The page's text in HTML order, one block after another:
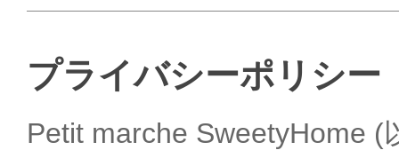
プライバシーポリシー
Petit marche SweetyHome (